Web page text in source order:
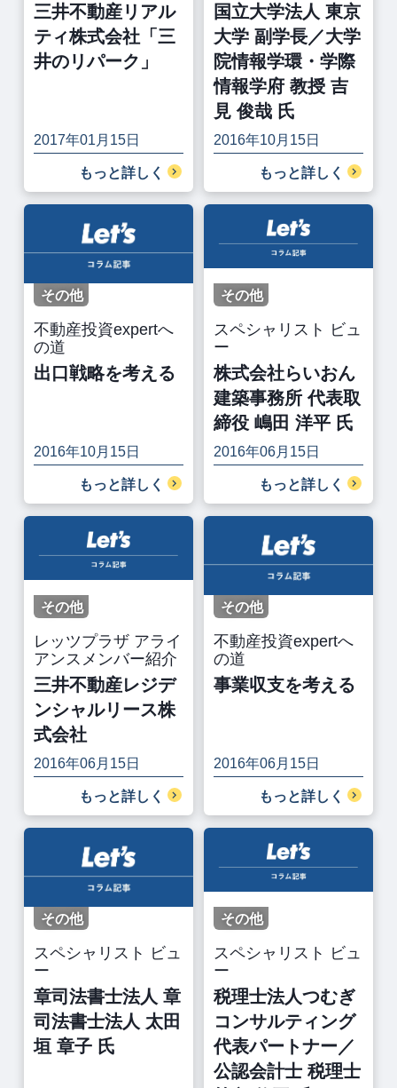
三井不動産リアル
ティ株式会社「三
井のリパーク」
2017年01月15日
もっと詳しく
国立大学法人 東京
大学 副学長／大学
院情報学環・学際
情報学府 教授 吉
見 俊哉 氏
2016年10月15日
もっと詳しく
その他
不動産投資expertへ
の道
出口戦略を考える
2016年10月15日
もっと詳しく
その他
スペシャリスト ビュ
ー
株式会社らいおん
建築事務所 代表取
締役 嶋田 洋平 氏
2016年06月15日
もっと詳しく
その他
レッツプラザ アライ
アンスメンバー紹介
三井不動産レジデ
ンシャルリース株
式会社
2016年06月15日
もっと詳しく
その他
不動産投資expertへ
の道
事業収支を考える
2016年06月15日
もっと詳しく
その他
スペシャリスト ビュ
ー
章司法書士法人 章
司法書士法人 太田
垣 章子 氏
その他
スペシャリスト ビュ
ー
税理士法人つむぎ
コンサルティング
代表パートナー／
公認会計士 税理士